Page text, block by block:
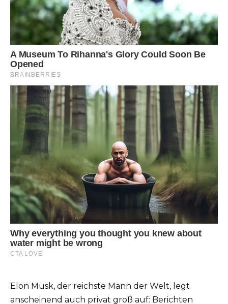
Elon Musk, der reichste Mann der Welt, legt
anscheinend auch privat groß auf: Berichten